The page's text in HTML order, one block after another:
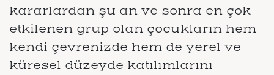
kararlardan şu an ve sonra en çok
etkilenen grup olan çocukların hem
kendi çevrenizde hem de yerel ve
küresel düzeyde katılımlarını